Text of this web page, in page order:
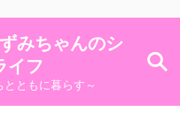
みちゃんのシ
イフ
ともに暮らす～